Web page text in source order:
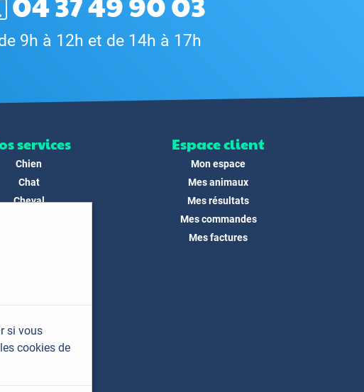
9h à 12h et de 14h à 17h
services
Chien
Chat
Cheval
FAQ
Contact
Espace client
Mon espace
Mes animaux
Mes résultats
Mes commandes
Mes factures
si vous
cookies de